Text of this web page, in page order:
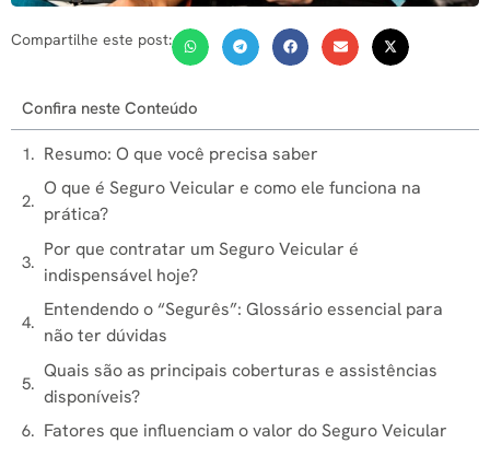
Compartilhe este post:
Confira neste Conteúdo
Resumo: O que você precisa saber
O que é Seguro Veicular e como ele funciona na
prática?
Por que contratar um Seguro Veicular é
indispensável hoje?
Entendendo o “Segurês”: Glossário essencial para
não ter dúvidas
Quais são as principais coberturas e assistências
disponíveis?
Fatores que influenciam o valor do Seguro Veicular